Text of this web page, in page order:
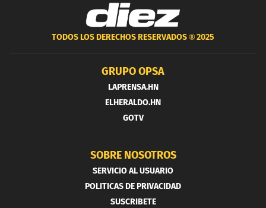
TODOS LOS DERECHOS RESERVADOS ®2025
GRUPO OPSA
LAPRENSA.HN
ELHERALDO.HN
GOTV
SOBRE NOSOTROS
SERVICIO AL USUARIO
POLITICAS DE PRIVACIDAD
SUSCRIBETE